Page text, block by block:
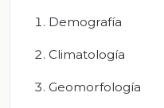
Demografía
Climatología
Geomorfología